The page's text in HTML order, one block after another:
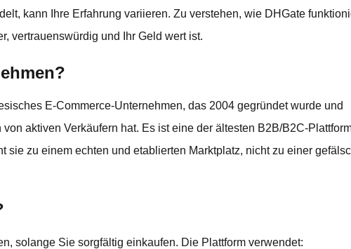
kann Ihre Erfahrung variieren. Zu verstehen, wie DHGate
vertrauenswürdig und Ihr Geld wert ist.
E-Commerce-Unternehmen, das 2004 gegründet wurde und
aktiven Verkäufern hat. Es ist eine der ältesten B2B/B2C-
sie zu einem echten und etablierten Marktplatz, nicht zu einer
solange Sie sorgfältig einkaufen. Die Plattform verwendet: